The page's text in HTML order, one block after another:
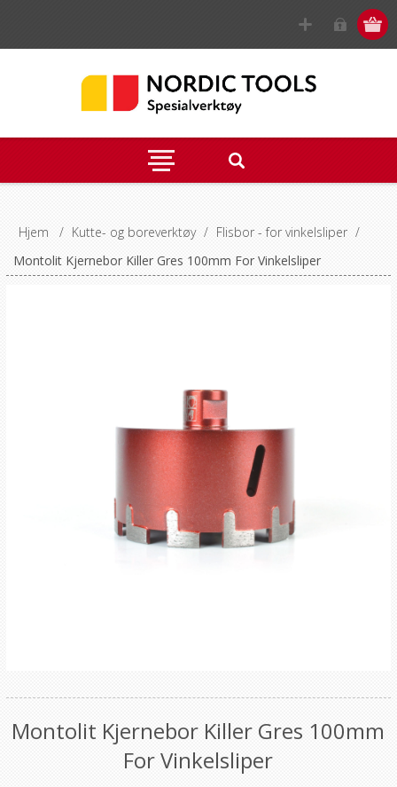
Hjem / Kutte- og boreverktøy / Flisbor - for vinkelsliper /
Montolit Kjernebor Killer Gres 100mm For Vinkelsliper
Montolit Kjernebor Killer Gres 100mm
For Vinkelsliper